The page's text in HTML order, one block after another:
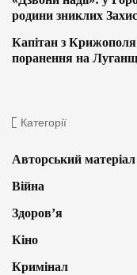
родини зниклих
Капітан з Крижополя
поранення на
Категорії
Авторський матеріал
Війна
Здоров’я
Кіно
Кримінал